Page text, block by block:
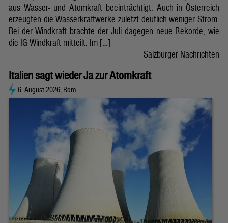
aus Wasser- und Atomkraft beeinträchtigt. Auch in Österreich
erzeugten die Wasserkraftwerke zuletzt deutlich weniger Strom.
Bei der Windkraft brachte der Juli dagegen neue Rekorde, wie
die IG Windkraft mitteilt. Im […]
Salzburger Nachrichten
Italien sagt wieder Ja zur Atomkraft
6. August 2026, Rom